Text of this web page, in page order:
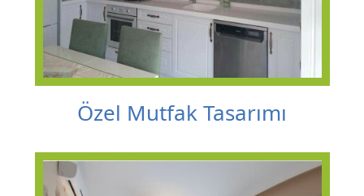
Özel Mutfak Tasarımı